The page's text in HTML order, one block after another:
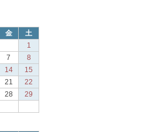
金
土
1
7
8
14
15
21
22
28
29